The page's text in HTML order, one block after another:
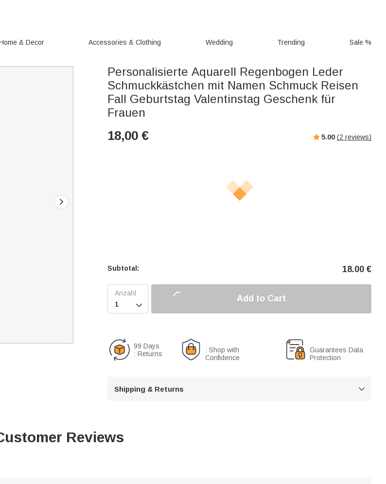
& Decor Accessories & Clothing Wedding Trending Sale %
Personalisierte Aquarell Regenbogen Leder
Schmuckkästchen mit Namen Schmuck Reisen
Fall Geburtstag Valentinstag Geschenk für
Frauen
18,00 € 5.00 (2 reviews)
Subtotal: 18.00 €

Add to Cart
99 Days
: Returns
: Shop with
Confidence
Guarantees Data
Protection
Shipping & Returns 
Reviews